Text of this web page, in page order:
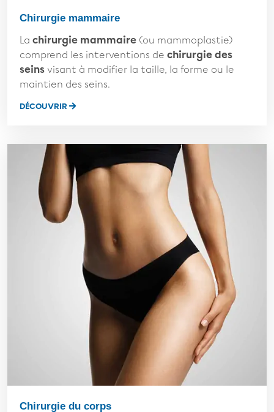
Chirurgie mammaire
La chirurgie mammaire (ou mammoplastie)
comprend les interventions de chirurgie des
seins visant à modifier la taille, la forme ou le
maintien des seins.
DÉCOUVRIR
Chirurgie du corps